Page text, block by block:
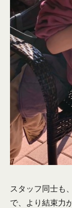
スタッフ同士も
で、より結束力